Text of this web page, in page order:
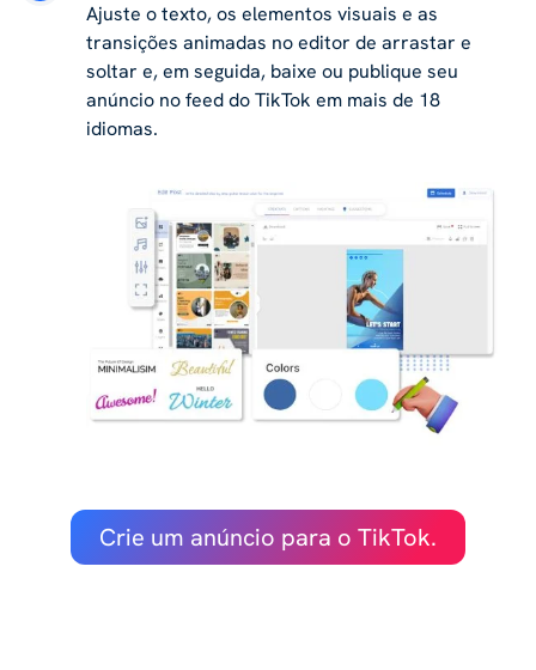
Ajuste o texto, os elementos visuais e as
transições animadas no editor de arrastar e
soltar e, em seguida, baixe ou publique seu
anúncio no feed do TikTok em mais de 18
idiomas.
Crie um anúncio para o TikTok.